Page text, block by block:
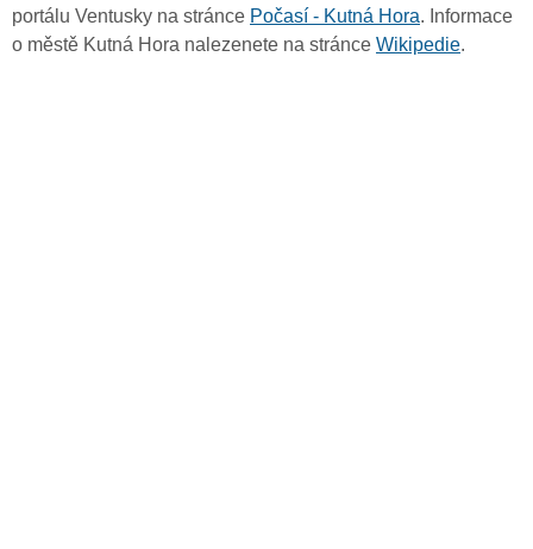
portálu Ventusky na stránce Počasí - Kutná Hora. Informace
o městě Kutná Hora nalezenete na stránce Wikipedie.